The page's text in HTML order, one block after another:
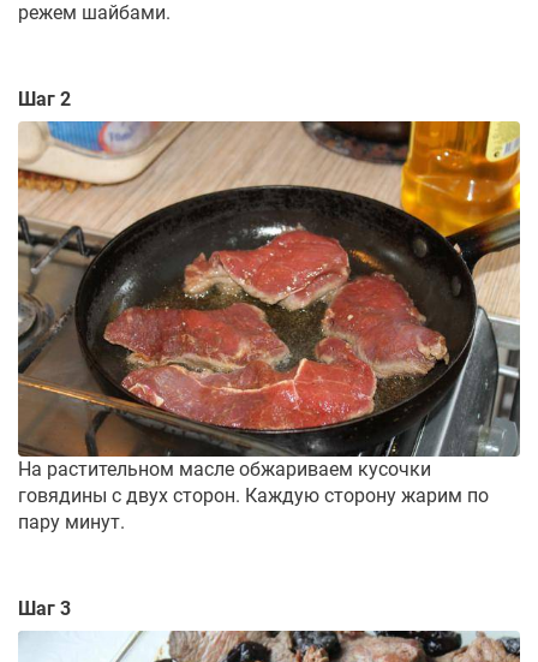
режем шайбами.
Шаг 2
На растительном масле обжариваем кусочки
говядины с двух сторон. Каждую сторону жарим по
пару минут.
Шаг 3